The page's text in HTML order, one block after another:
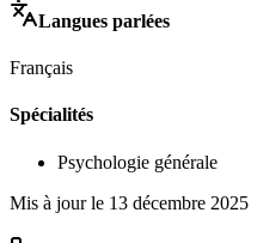
Langues parlées
Français
Spécialités
Psychologie générale
Mis à jour le 13 décembre 2025